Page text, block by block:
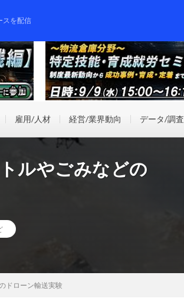
スを配信
雇用/人材 経営/業界動向 データ/調査
ルやごみなどの
ドローン輸送実験